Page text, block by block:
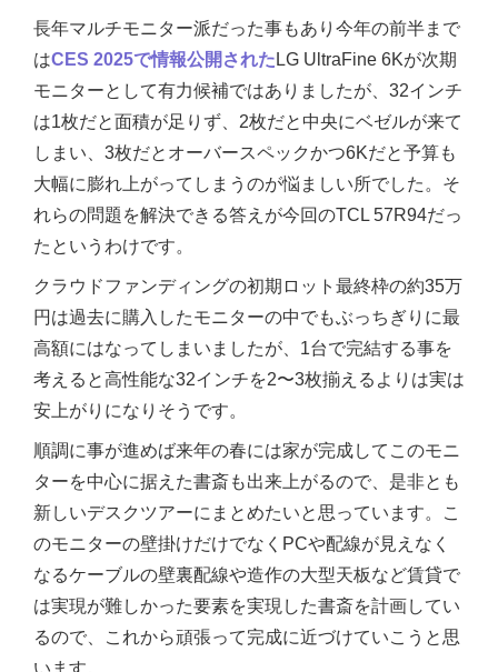
長年マルチモニター派だった事もあり今年の前半まで
はCES 2025で情報公開された LG UltraFine 6Kが次期
モニターとして有力候補ではありましたが、32インチ
は1枚だと面積が足りず、2枚だと中央にベゼルが来て
しまい、3枚だとオーバースペックかつ6Kだと予算も
大幅に膨れ上がってしまうのが悩ましい所でした。そ
れらの問題を解決できる答えが今回のTCL 57R94だっ
たというわけです。
クラウドファンディングの初期ロット最終枠の約35万
円は過去に購入したモニターの中でもぶっちぎりに最
高額にはなってしまいましたが、1台で完結する事を
考えると高性能な32インチを2〜3枚揃えるよりは実は
安上がりになりそうです。
順調に事が進めば来年の春には家が完成してこのモニ
ターを中心に据えた書斎も出来上がるので、是非とも
新しいデスクツアーにまとめたいと思っています。こ
のモニターの壁掛けだけでなくPCや配線が見えなく
なるケーブルの壁裏配線や造作の大型天板など賃貸で
は実現が難しかった要素を実現した書斎を計画してい
るので、これから頑張って完成に近づけていこうと思
います。